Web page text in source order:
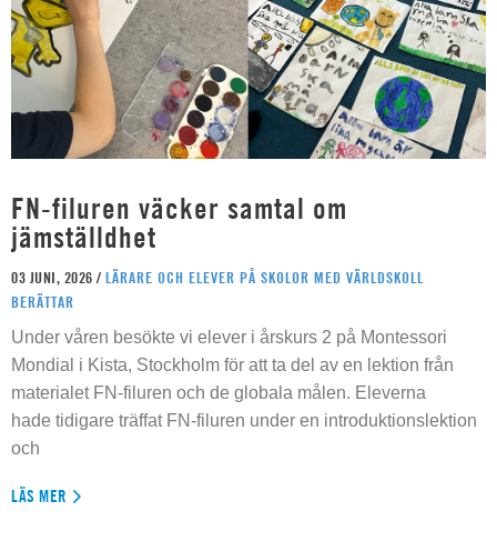
FN-filuren väcker samtal om
jämställdhet
03 JUNI, 2026 / LÄRARE OCH ELEVER PÅ SKOLOR MED VÄRLDSKOLL
BERÄTTAR
Under våren besökte vi elever i årskurs 2 på Montessori
Mondial i Kista, Stockholm för att ta del av en lektion från
materialet FN-filuren och de globala målen. Eleverna
hade tidigare träffat FN-filuren under en introduktionslektion
och
LÄS MER